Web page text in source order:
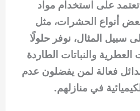
تعتمد على استخدام مواد
أنواع الحشرات، مثل
سبيل المثال، نوفر حلولًا
والنباتات الطاردة
فعالة لمن يفضلون عدم
في منازلهم.